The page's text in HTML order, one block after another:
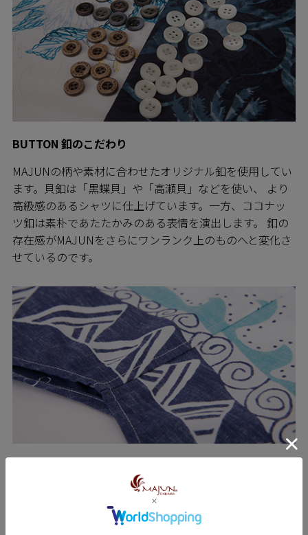
BUTTON 釦のこだわり
MAJUNの柄や素材に合わせたオリジナル釦を使用してい
ます。貝釦は「黒蝶貝」や「高瀬貝」などを使い、 より
高級感のあるシャツに仕上げています。一方、ココナッ
ツ釦は素朴であたたかみのある表情を演出します。 釦の
存在感がMAJUNをさらにワンランク上のものへと変化さ
せているのです。
MAJUNシャツは日進商会の子会社で基幹工場であるニチ
ハン繊維の熟練の技をもつ職人たちによって一枚一枚丁
寧に縫われています。弊社の縫製工場では沖縄県内でい